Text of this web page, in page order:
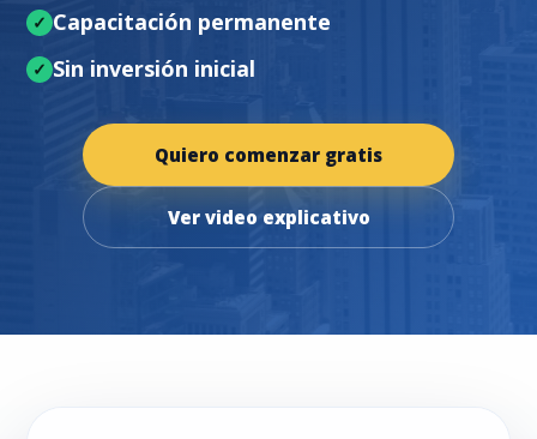
Capacitación permanente
Sin inversión inicial
Quiero comenzar gratis
Ver video explicativo